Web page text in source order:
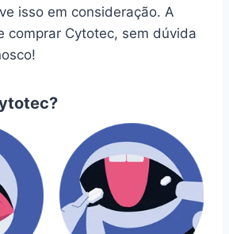
isso em consideração. A
comprar Cytotec, sem dúvida